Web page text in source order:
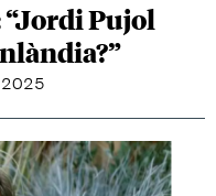
Pujol
2025